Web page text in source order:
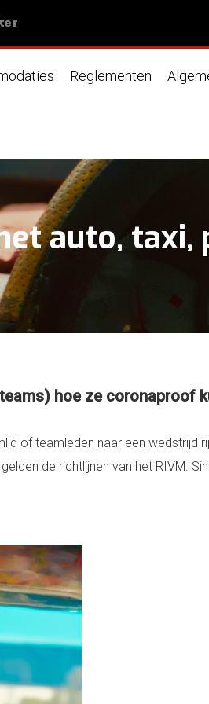
Reglementen
auto, taxi,
hoe ze coronaproof
of teamleden naar een wedstrijd
de richtlijnen van het RIVM.